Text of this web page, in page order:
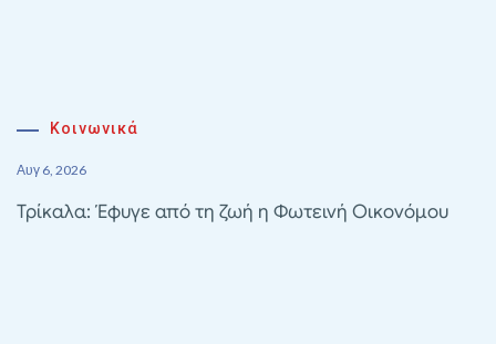
Κοινωνικά
Αυγ 6, 2026
Τρίκαλα: Έφυγε από τη ζωή η Φωτεινή Οικονόμου